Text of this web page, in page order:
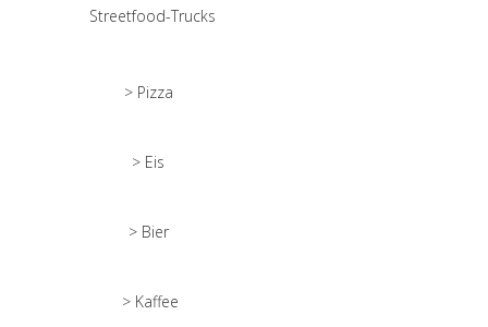
Streetfood-Trucks
> Pizza
> Eis
> Bier
> Kaffee